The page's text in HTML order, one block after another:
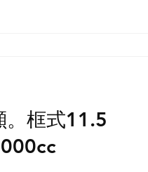
框式11.5